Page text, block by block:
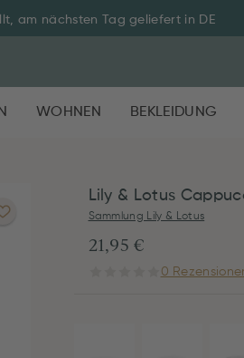
am nächsten Tag geliefert in DE
WOHNEN BEKLEIDUNG
Lily & Lotus
Sammlung Lily & Lotus
21,95 €
0